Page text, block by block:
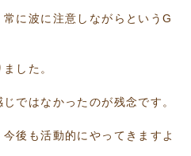
に波に注意しながらというG
した。
ではなかったのが残念です。
後も活動的にやってきますよ